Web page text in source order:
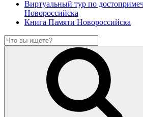
Виртуальный тур по
Новороссийска
Книга Памяти Новороссийска